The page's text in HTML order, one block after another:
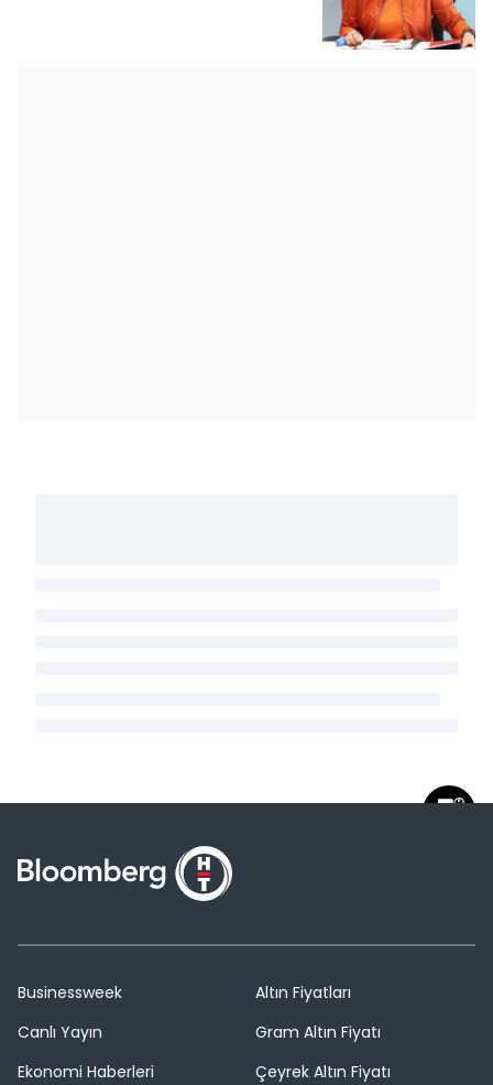
Businessweek
Canlı Yayın
Ekonomi Haberleri
Altın Fiyatları
Gram Altın Fiyatı
Çeyrek Altın Fiyatı